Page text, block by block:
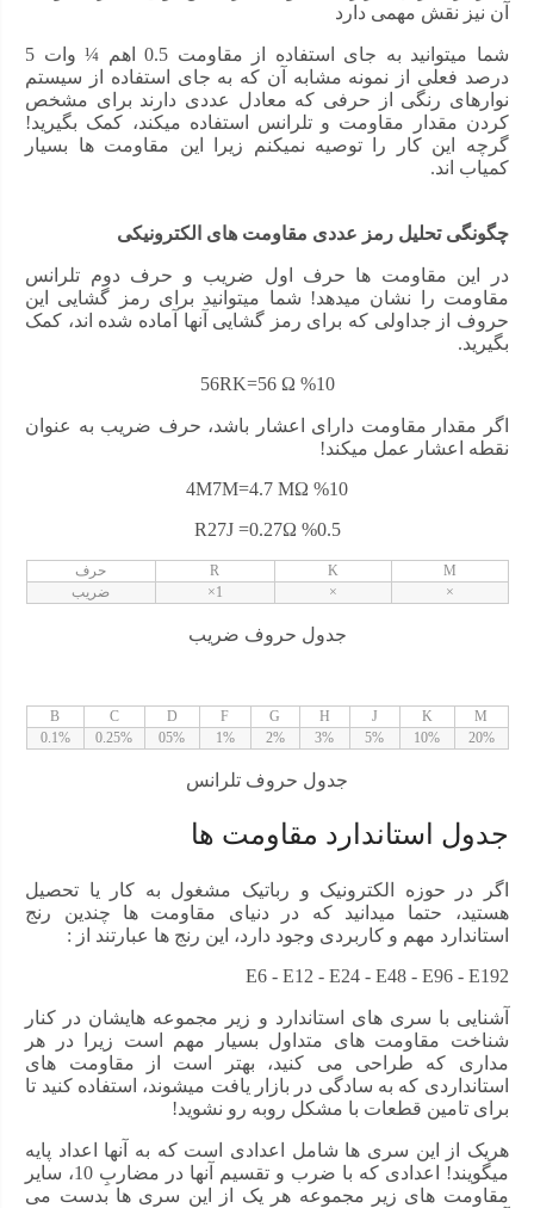
آن نیز نقش مهمی دارد
شما میتوانید به جای استفاده از مقاومت 0.5 اهم ¼ وات 5
درصد فعلی از نمونه مشابه آن که به جای استفاده از سیستم
نوارهای رنگی از حرفی که معادل عددی دارند برای مشخص
کردن مقدار مقاومت و تلرانس استفاده میکند، کمک بگیرید!
گرچه این کار را توصیه نمیکنم زیرا این مقاومت ها بسیار
کمیاب اند.
چگونگی تحلیل رمز عددی مقاومت های الکترونیکی
در این مقاومت ها حرف اول ضریب و حرف دوم تلرانس
مقاومت را نشان میدهد! شما میتوانید برای رمز گشایی این
حروف از جداولی که برای رمز گشایی آنها آماده شده اند، کمک
بگیرید.
56RK=56 Ω %10
اگر مقدار مقاومت دارای اعشار باشد، حرف ضریب به عنوان
نقطه اعشار عمل میکند!
4M7M=4.7 MΩ %10
R27J =0.27Ω %0.5
M
K
R
حرف
×
×
1× ضریب
جدول حروف ضریب
M
K
J
H
G
F
D
C
B
20%
10%
5%
3%
2%
1%
05%
0.25%
0.1%
جدول حروف تلرانس
جدول استاندارد مقاومت ها
اگر در حوزه الکترونیک و رباتیک مشغول به کار یا تحصیل
هستید، حتما میدانید که در دنیای مقاومت ها چندین رنج
استاندارد مهم و کاربردی وجود دارد، این رنج ها عبارتند از :
E6 - E12 - E24 - E48 - E96 - E192
آشنایی با سری های استاندارد و زیر مجموعه هایشان در کنار
شناخت مقاومت های متداول بسیار مهم است زیرا در هر
مداری که طراحی می کنید، بهتر است از مقاومت های
استانداردی که به سادگی در بازار یافت میشوند، استفاده کنید تا
برای تامین قطعات با مشکل روبه رو نشوید!
هریک از این سری ها شامل اعدادی است که به آنها اعداد پایه
میگویند! اعدادی که با ضرب و تقسیم آنها در مضاربِ 10، سایر
مقاومت های زیر مجموعه هر یک از این سری ها بدست می